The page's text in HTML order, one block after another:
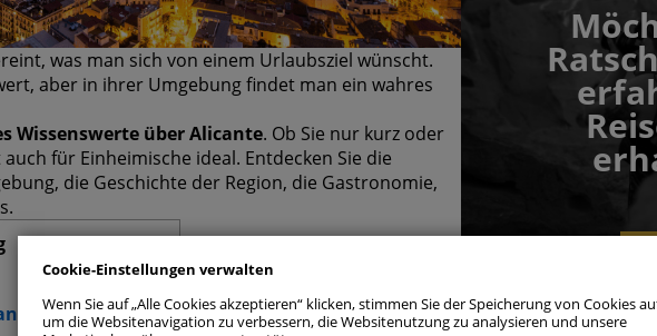
was man sich von einem Urlaubsziel wünscht.
aber in ihrer Umgebung findet man ein wahres
Wissenswerte über Alicante. Ob Sie nur kurz oder
für Einheimische ideal. Entdecken Sie die
die Geschichte der Region, die Gastronomie,
wissen
Cookie-Einstellungen verwalten
Wenn Sie auf „Alle Cookies akzeptieren“ klicken, stimmen Sie der Speicherung von Cookies
um die Websitenavigation zu verbessern, die Websitenutzung zu analysieren und unsere
Alle zulassen
Unbedingt erforderliche Cookies